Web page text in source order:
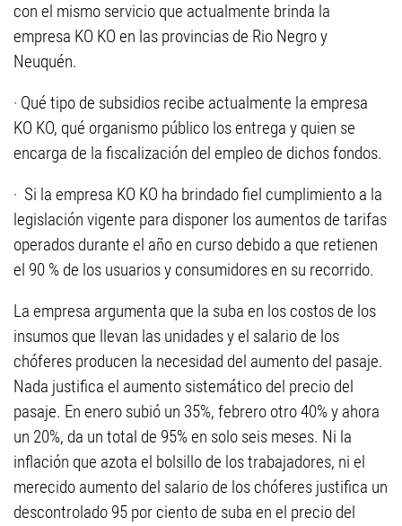
con el mismo servicio que actualmente brinda la
empresa KO KO en las provincias de Rio Negro y
Neuquén.
· Qué tipo de subsidios recibe actualmente la empresa
KO KO, qué organismo público los entrega y quien se
encarga de la fiscalización del empleo de dichos fondos.
· Si la empresa KO KO ha brindado fiel cumplimiento a la
legislación vigente para disponer los aumentos de tarifas
operados durante el año en curso debido a que retienen
el 90 % de los usuarios y consumidores en su recorrido.
La empresa argumenta que la suba en los costos de los
insumos que llevan las unidades y el salario de los
chóferes producen la necesidad del aumento del pasaje.
Nada justifica el aumento sistemático del precio del
pasaje. En enero subió un 35%, febrero otro 40% y ahora
un 20%, da un total de 95% en solo seis meses. Ni la
inflación que azota el bolsillo de los trabajadores, ni el
merecido aumento del salario de los chóferes justifica un
descontrolado 95 por ciento de suba en el precio del